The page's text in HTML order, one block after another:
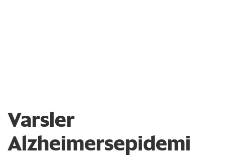
Varsler
Alzheimersepidemi